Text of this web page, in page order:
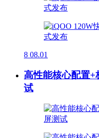
8 08.01
高性能核心配置+
试